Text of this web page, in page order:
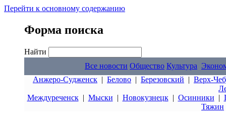
Перейти к основному содержанию
Форма поиска
Найти
Все новости Общество Культура
Анжеро-Судженск | Белово | Березовский | Верх-
Междуреченск| Мыски | Новокузнецк| Осинники |
Тяжин